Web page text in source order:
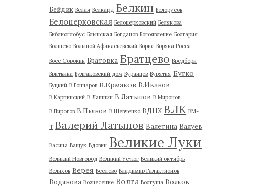
Бейдик Белая Белкард Белкин Белорусов
Белоцерковская Белоцерковский Белякова
Библиоглобус Блынская Богданов Богоявление Болгария
Болшево Большой Афанасьевский Борис Боряна Росса
Босс Сорокин Братовка Братцево Бредбери
Бритвина Булгаковский дом Буранцев Бурятия Бутко
Буцкий В.Гончаров В.Ермаков В.Иванов
В.Карпинский В.Лапшин В.Латыпов В.Миронов
В.Пирогов В.Пьянов В.Шевченко ВДНХ ВЛК ВМ-
Т Валерий Латыпов Валетина Валуев
Васина Ващук Вдовин Великие Луки
Великий Новгород Великий Устюг Великий октябрь
Велихов Верея Веслево Владимир Галактионов
Водянова Вознесение Волга Волгуша Волков